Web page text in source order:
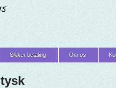
Sikker betaling Om os
tysk